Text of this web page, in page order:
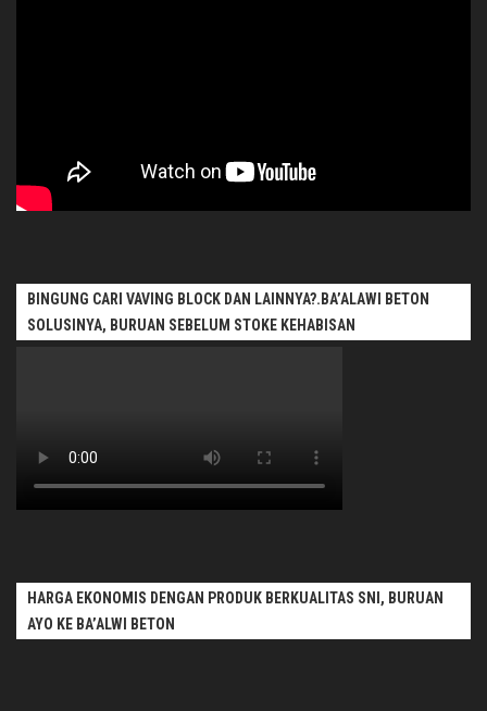
BINGUNG CARI VAVING BLOCK DAN LAINNYA?.BA’ALAWI BETON
SOLUSINYA, BURUAN SEBELUM STOKE KEHABISAN
HARGA EKONOMIS DENGAN PRODUK BERKUALITAS SNI, BURUAN
AYO KE BA’ALWI BETON